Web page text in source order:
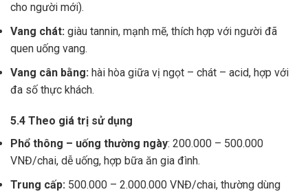
cho người mới).
Vang chát: giàu tannin, mạnh mẽ, thích hợp với người đã
quen uống vang.
Vang cân bằng: hài hòa giữa vị ngọt – chát – acid, hợp với
đa số thực khách.
5.4 Theo giá trị sử dụng
Phổ thông – uống thường ngày: 200.000 – 500.000
VNĐ/chai, dễ uống, hợp bữa ăn gia đình.
Trung cấp: 500.000 – 2.000.000 VNĐ/chai, thường dùng